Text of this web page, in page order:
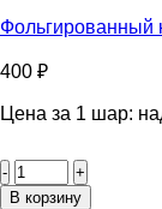
46см
Фольгированный
400 ₽
Цена за 1 шар:
товара
Фольгированный
В корзину